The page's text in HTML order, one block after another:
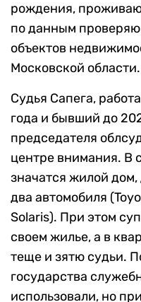
рождения,
по данным
объектов
Московской области.
Судья Сапега,
года и бывший до
председателя
центре внимания. В
значатся жилой
два автомобиля
Solaris). При этом
своем жилье, а в
теще и зятю судьи.
государства
использовали, но